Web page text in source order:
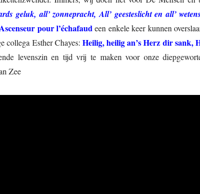
geluk, all’ zonnepracht, All’ geesteslicht en all’
pour l’échafaud een enkele keer kunnen
collega Esther Chayes: Heilig, heilig an’s Herz dir sank,
levenszin en tijd vrij te maken voor onze
Zee